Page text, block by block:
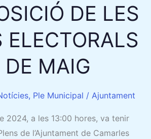
DE LES
ELECTORALS
DE MAIG
, Ple Municipal / Ajuntament
2024, a les 13:00 hores, va tenir
de l’Ajuntament de Camarles